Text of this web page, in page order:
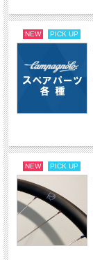
NEW PICK UP
NEW PICK UP